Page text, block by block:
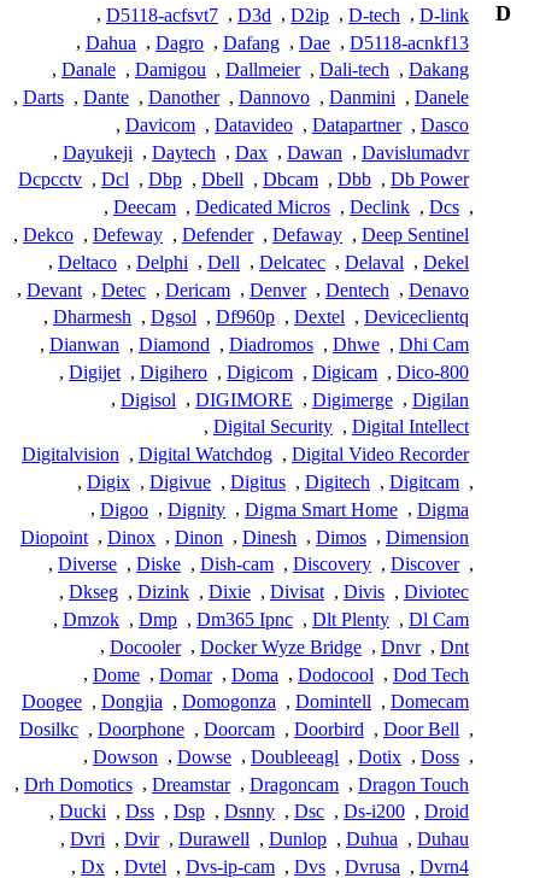
D
D-link
,
D-tech
,
D2ip
,
D3d
,
D5118-acfsvt7
,
D5118-acnkf13
,
Dae
,
Dafang
,
Dagro
,
Dahua
,
Dakang
,
Dali-tech
,
Dallmeier
,
Damigou
,
Danale
,
Danele
,
Danmini
,
Dannovo
,
Danother
,
Dante
,
Darts
,
Dasco
,
Datapartner
,
Datavideo
,
Davicom
,
Davislumadvr
,
Dawan
,
Dax
,
Daytech
,
Dayukeji
,
Db Power
,
Dbb
,
Dbcam
,
Dbell
,
Dbp
,
Dcl
,
Dcpcctv
,
Dcs
,
Declink
,
Dedicated Micros
,
Deecam
,
Deep Sentinel
,
Defaway
,
Defender
,
Defeway
,
Dekco
,
Dekel
,
Delaval
,
Delcatec
,
Dell
,
Delphi
,
Deltaco
,
Denavo
,
Dentech
,
Denver
,
Dericam
,
Detec
,
Devant
,
Deviceclientq
,
Dextel
,
Df960p
,
Dgsol
,
Dharmesh
,
Dhi Cam
,
Dhwe
,
Diadromos
,
Diamond
,
Dianwan
,
Dico-800
,
Digicam
,
Digicom
,
Digihero
,
Digijet
,
Digilan
,
Digimerge
,
DIGIMORE
,
Digisol
,
Digital Intellect
,
Digital Security
,
Digital Video Recorder
,
Digital Watchdog
,
Digitalvision
,
Digitcam
,
Digitech
,
Digitus
,
Digivue
,
Digix
,
Digma
,
Digma Smart Home
,
Dignity
,
Digoo
,
Dimension
,
Dimos
,
Dinesh
,
Dinon
,
Dinox
,
Diopoint
,
Discover
,
Discovery
,
Dish-cam
,
Diske
,
Diverse
,
Diviotec
,
Divis
,
Divisat
,
Dixie
,
Dizink
,
Dkseg
,
Dl Cam
,
Dlt Plenty
,
Dm365 Ipnc
,
Dmp
,
Dmzok
,
Dnt
,
Dnvr
,
Docker Wyze Bridge
,
Docooler
,
Dod Tech
,
Dodocool
,
Doma
,
Domar
,
Dome
,
Domecam
,
Domintell
,
Domogonza
,
Dongjia
,
Doogee
,
Door Bell
,
Doorbird
,
Doorcam
,
Doorphone
,
Dosilkc
,
Doss
,
Dotix
,
Doubleeagl
,
Dowse
,
Dowson
,
Dragon Touch
,
Dragoncam
,
Dreamstar
,
Drh Domotics
,
Droid
,
Ds-i200
,
Dsc
,
Dsnny
,
Dsp
,
Dss
,
Ducki
,
Duhau
,
Duhua
,
Dunlop
,
Durawell
,
Dvir
,
Dvri
,
Dvrn4
,
Dvrusa
,
Dvs
,
Dvs-ip-cam
,
Dvtel
,
Dx
,